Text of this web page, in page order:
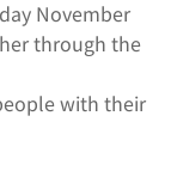
November
through the
with their